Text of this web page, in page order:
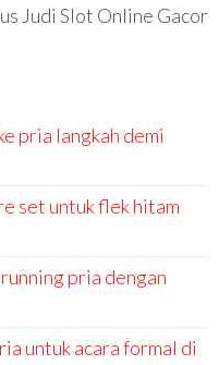
Judi Slot Online Gacor
pria langkah demi
set untuk flek hitam
pria dengan
untuk acara formal di